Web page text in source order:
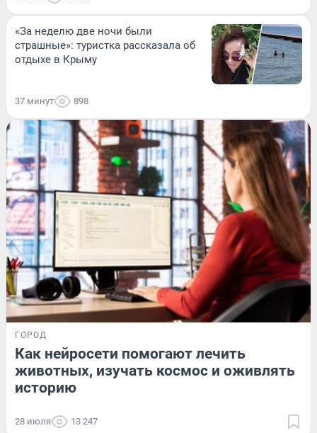
«За неделю две ночи были
страшные»: туристка рассказала об
отдыхе в Крыму
37 минут 898
ГОРОД
Как нейросети помогают лечить
животных, изучать космос и оживлять
историю
28 июля 13 247